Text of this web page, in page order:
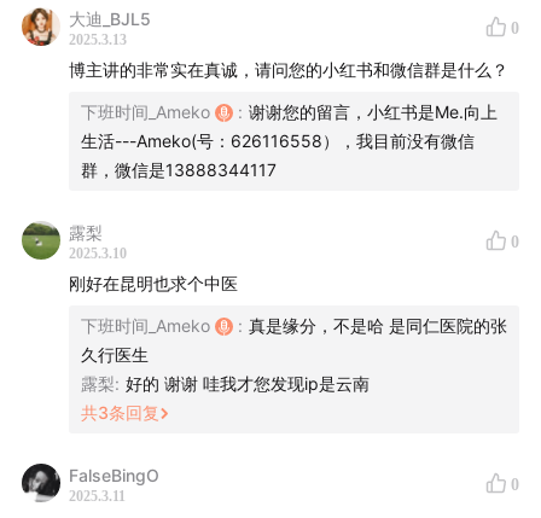
大迪_BJL5
2025.3.13
0
博主讲的非常实在真诚，请问您的小红书和微信群是什么？
下班时间_Ameko : 谢谢您的留言，小红书是Me.向上
生活---Ameko(号：626116558），我目前没有微信
群，微信是13888344117
露梨
2025.3.10
0
刚好在昆明也求个中医
下班时间_Ameko : 真是缘分，不是哈 是同仁医院的张
久行医生
露梨: 好的 谢谢 哇我才您发现ip是云南
共3条回复
FalseBingO
2025.3.11
0